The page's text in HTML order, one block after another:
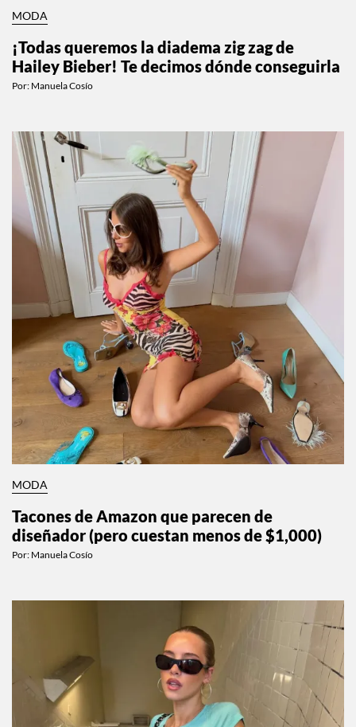
MODA
¡Todas queremos la diadema zig zag de
Hailey Bieber! Te decimos dónde conseguirla
Por: Manuela Cosío
MODA
Tacones de Amazon que parecen de
diseñador (pero cuestan menos de $1,000)
Por: Manuela Cosío